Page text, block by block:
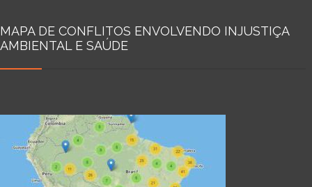
MAPA DE CONFLITOS ENVOLVENDO INJUSTIÇA
AMBIENTAL E SAÚDE